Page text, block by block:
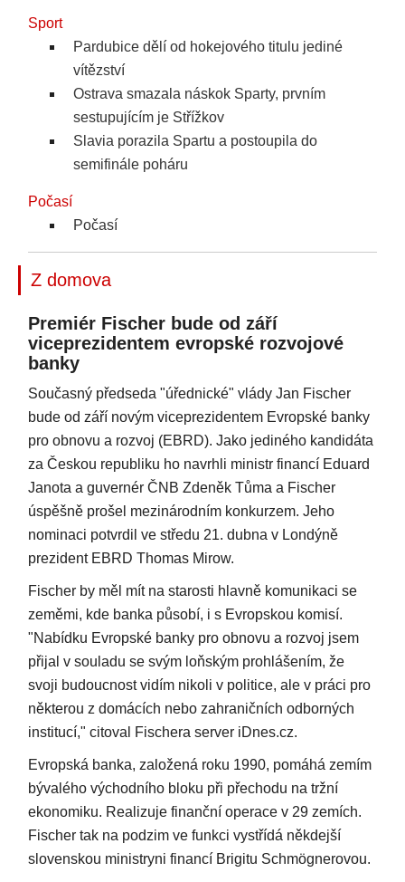
Sport
Pardubice dělí od hokejového titulu jediné
vítězství
Ostrava smazala náskok Sparty, prvním
sestupujícím je Střížkov
Slavia porazila Spartu a postoupila do
semifinále poháru
Počasí
Počasí
Z domova
Premiér Fischer bude od září
viceprezidentem evropské rozvojové
banky
Současný předseda "úřednické" vlády Jan Fischer
bude od září novým viceprezidentem Evropské banky
pro obnovu a rozvoj (EBRD). Jako jediného kandidáta
za Českou republiku ho navrhli ministr financí Eduard
Janota a guvernér ČNB Zdeněk Tůma a Fischer
úspěšně prošel mezinárodním konkurzem. Jeho
nominaci potvrdil ve středu 21. dubna v Londýně
prezident EBRD Thomas Mirow.
Fischer by měl mít na starosti hlavně komunikaci se
zeměmi, kde banka působí, i s Evropskou komisí.
"Nabídku Evropské banky pro obnovu a rozvoj jsem
přijal v souladu se svým loňským prohlášením, že
svoji budoucnost vidím nikoli v politice, ale v práci pro
některou z domácích nebo zahraničních odborných
institucí," citoval Fischera server iDnes.cz.
Evropská banka, založená roku 1990, pomáhá zemím
bývalého východního bloku při přechodu na tržní
ekonomiku. Realizuje finanční operace v 29 zemích.
Fischer tak na podzim ve funkci vystřídá někdejší
slovenskou ministryni financí Brigitu Schmögnerovou.